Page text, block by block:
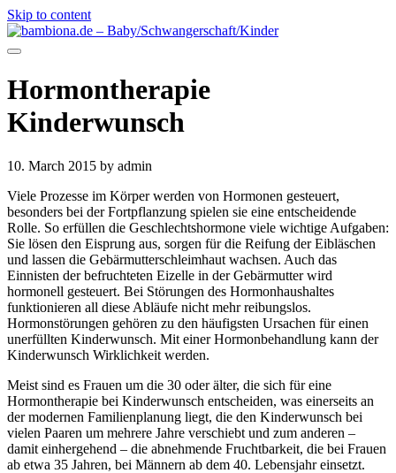
Skip to content
Hormontherapie
Kinderwunsch
10. March 2015 by admin
Viele Prozesse im Körper werden von Hormonen gesteuert,
besonders bei der Fortpflanzung spielen sie eine entscheidende
Rolle. So erfüllen die Geschlechtshormone viele wichtige Aufgaben:
Sie lösen den Eisprung aus, sorgen für die Reifung der Eibläschen
und lassen die Gebärmutterschleimhaut wachsen. Auch das
Einnisten der befruchteten Eizelle in der Gebärmutter wird
hormonell gesteuert. Bei Störungen des Hormonhaushaltes
funktionieren all diese Abläufe nicht mehr reibungslos.
Hormonstörungen gehören zu den häufigsten Ursachen für einen
unerfüllten Kinderwunsch. Mit einer Hormonbehandlung kann der
Kinderwunsch Wirklichkeit werden.
Meist sind es Frauen um die 30 oder älter, die sich für eine
Hormontherapie bei Kinderwunsch entscheiden, was einerseits an
der modernen Familienplanung liegt, die den Kinderwunsch bei
vielen Paaren um mehrere Jahre verschiebt und zum anderen –
damit einhergehend – die abnehmende Fruchtbarkeit, die bei Frauen
ab etwa 35 Jahren, bei Männern ab dem 40. Lebensjahr einsetzt.